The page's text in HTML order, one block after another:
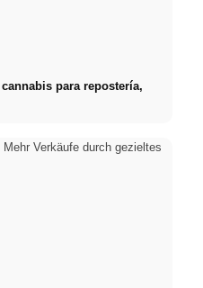
para repostería,